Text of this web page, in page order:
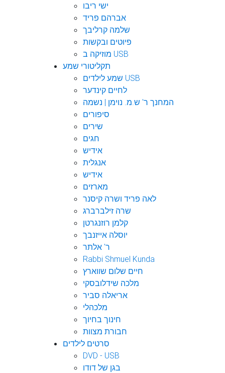
ישי ריבו
אברהם פריד
שלמה קרליבך
פיוטים ובקשות
מוזיקה ב USB
תקליטורי שמע
שמע לילדים USB
לחיים קינדער
המחנך ר' ש.מ. נוימן | נשמה
סיפורים
שירים
חגים
אידיש
אנגלית
אידיש
מארזים
לאה פריד ושרה קיסנר
שרה זילברברג
קלמן רוזנגרטן
יוסלה אייזנבך
ר' אלתר
Rabbi Shmuel Kunda
חיים שלום שווארץ
מלכה שידלובסקי
אריאלה סביר
מלכהלי
חינוך בחיוך
חבורת מצוות
סרטים לילדים
DVD - USB
בגן של דודו